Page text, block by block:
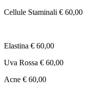
Cellule Staminali € 60,00
Elastina € 60,00
Uva Rossa € 60,00
Acne € 60,00